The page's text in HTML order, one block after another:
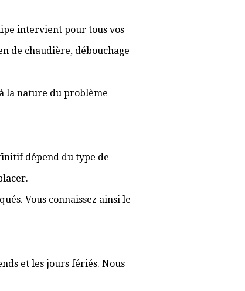
intervient pour tous vos
de chaudière, débouchage
la nature du problème
dépend du type de
Vous connaissez ainsi le
et les jours fériés. Nous